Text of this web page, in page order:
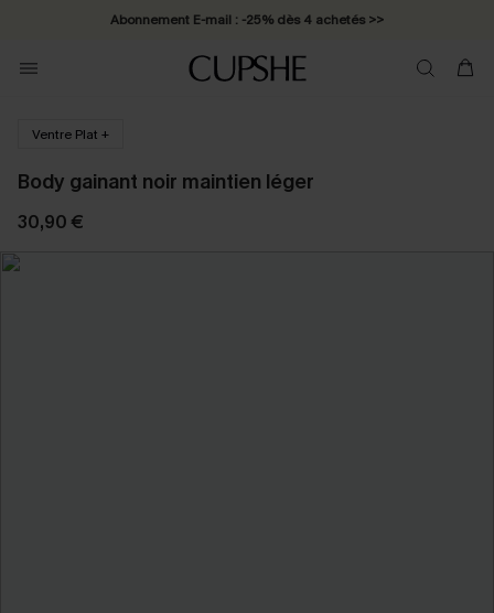
Abonnement E-mail : -25% dès 4 achetés >>
Ventre Plat +
Body gainant noir maintien léger
30,90 €